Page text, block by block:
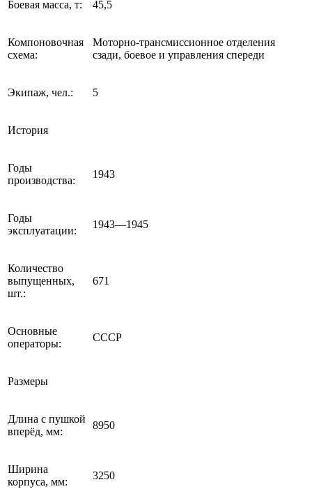
Боевая масса, т: 45,5
Компоновочная
схема:
Моторно-трансмиссионное отделения
сзади, боевое и управления спереди
Экипаж, чел.: 5
История
Годы
производства:
1943
Годы
эксплуатации:
1943—1945
Количество
выпущенных,
шт.:
671
Основные
операторы:
СССР
Размеры
Длина с пушкой
вперёд, мм:
8950
Ширина
корпуса, мм:
3250